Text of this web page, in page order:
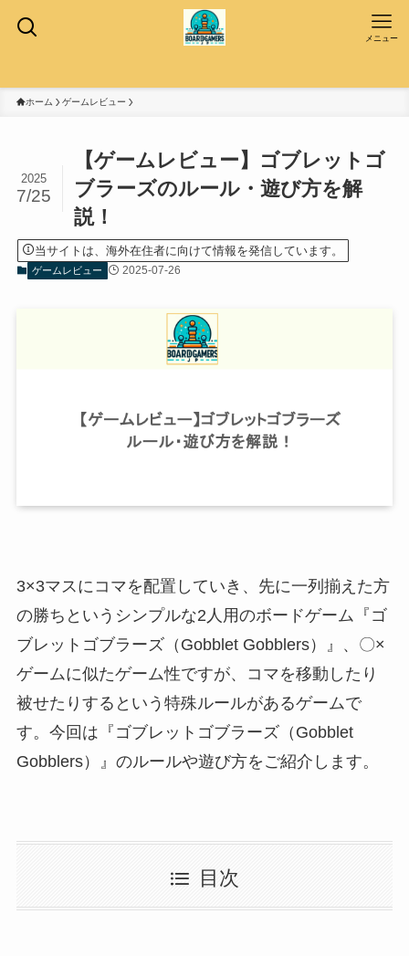
メニュー
ホーム ゲームレビュー
【ゲームレビュー】ゴブレットゴ
ブラーズのルール・遊び方を解
説！
2025
7/25
当サイトは、海外在住者に向けて情報を発信しています。
ゲームレビュー 2025-07-26
3×3マスにコマを配置していき、先に一列揃えた方
の勝ちというシンプルな2人用のボードゲーム『ゴ
ブレットゴブラーズ（Gobblet Gobblers）』、〇×
ゲームに似たゲーム性ですが、コマを移動したり
被せたりするという特殊ルールがあるゲームで
す。今回は『ゴブレットゴブラーズ（Gobblet
Gobblers）』のルールや遊び方をご紹介します。
目次